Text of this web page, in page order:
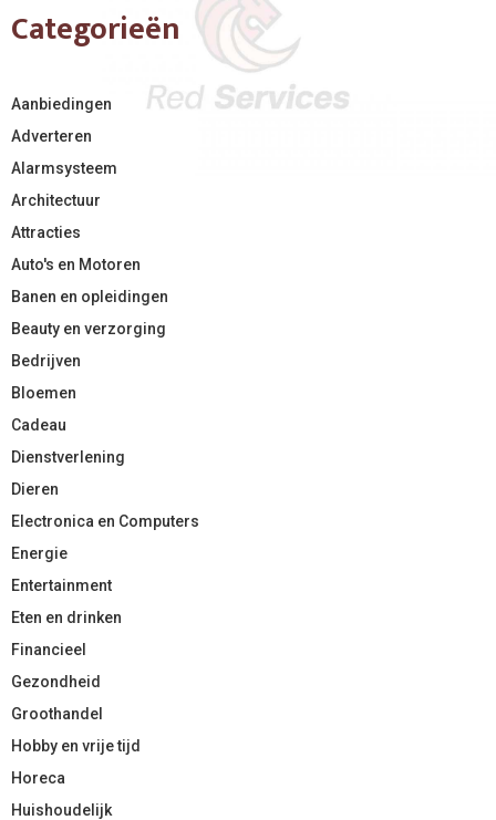
Categorieën
Aanbiedingen
Adverteren
Alarmsysteem
Architectuur
Attracties
Auto's en Motoren
Banen en opleidingen
Beauty en verzorging
Bedrijven
Bloemen
Cadeau
Dienstverlening
Dieren
Electronica en Computers
Energie
Entertainment
Eten en drinken
Financieel
Gezondheid
Groothandel
Hobby en vrije tijd
Horeca
Huishoudelijk